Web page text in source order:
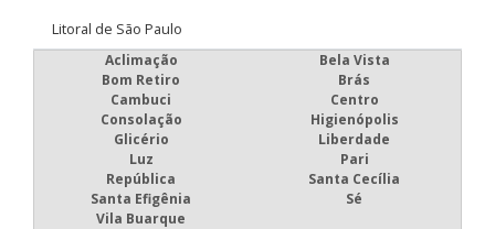
Litoral de São Paulo
Aclimação
Bela Vista
Bom Retiro
Brás
Cambuci
Centro
Consolação
Higienópolis
Glicério
Liberdade
Luz
Pari
República
Santa Cecília
Santa Efigênia
Sé
Vila Buarque